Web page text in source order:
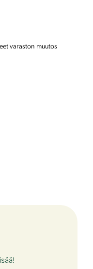
varaston muutos